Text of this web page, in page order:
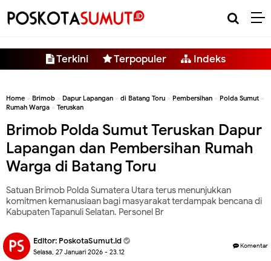
Terkini Terpopuler Indeks
Home » Brimob » Dapur Lapangan » di Batang Toru » Pembersihan » Polda Sumut »
Rumah Warga » Teruskan
Brimob Polda Sumut Teruskan Dapur
Lapangan dan Pembersihan Rumah
Warga di Batang Toru
Satuan Brimob Polda Sumatera Utara terus menunjukkan
komitmen kemanusiaan bagi masyarakat terdampak bencana di
Kabupaten Tapanuli Selatan. Personel Br
Editor: PoskotaSumut.id
Selasa, 27 Januari 2026 - 23.12
Komentar